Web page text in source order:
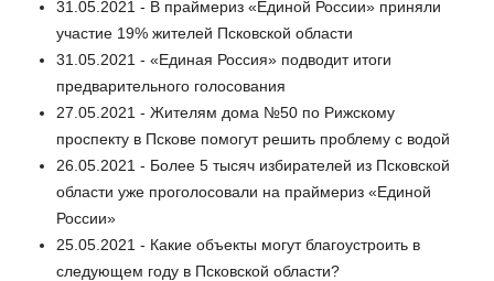
31.05.2021 - В праймериз «Единой России» приняли
участие 19% жителей Псковской области
31.05.2021 - «Единая Россия» подводит итоги
предварительного голосования
27.05.2021 - Жителям дома №50 по Рижскому
проспекту в Пскове помогут решить проблему с водой
26.05.2021 - Более 5 тысяч избирателей из Псковской
области уже проголосовали на праймериз «Единой
России»
25.05.2021 - Какие объекты могут благоустроить в
следующем году в Псковской области?